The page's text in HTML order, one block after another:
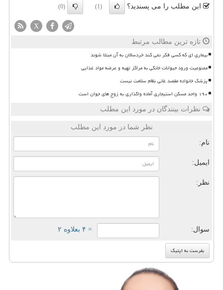
این مطلب را می پسندید؟ (1)
(0)
X
تازه ترین مطالب مرتبط
بیماری ای که کسی فکر نمی کند خردسالان به آن مبتلا شوند
ممنوعیت ورود حیوانات خانگی به مراکز تهیه و عرضه مواد غذایی
پزشک خانواده مقصد غائی نظام سلامت نیست
۱۹۰ واحد مسکن استیجاری آماده واگذاری به زوج های جوان است
نظرات بینندگان در مورد این مطلب
نظر شما در مورد این مطلب
نام:
ایمیل:
نظر:
سوال: = ۴ بعلاوه ۲